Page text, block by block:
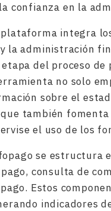
confianza en la
integra
la administración
del proceso de
no solo
sobre el
también
el uso de los
se estructura
consulta de
Estos
indicadores